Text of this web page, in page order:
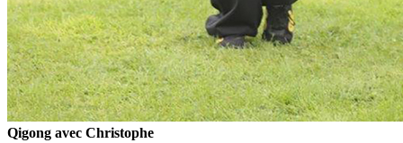
Qigong avec Christophe